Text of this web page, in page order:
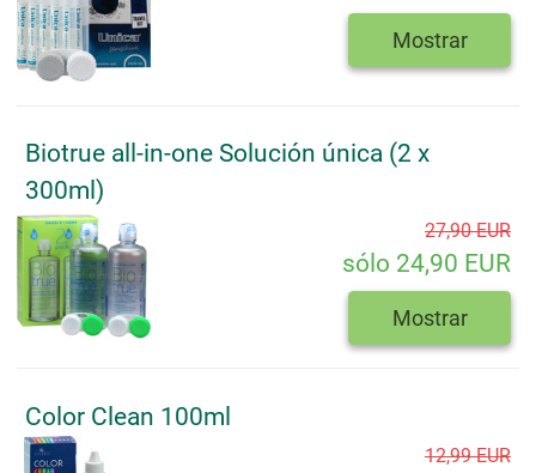
Mostrar
Biotrue all-in-one Solución única (2 x
300ml)
27,90 EUR
sólo 24,90 EUR
Mostrar
Color Clean 100ml
12,99 EUR